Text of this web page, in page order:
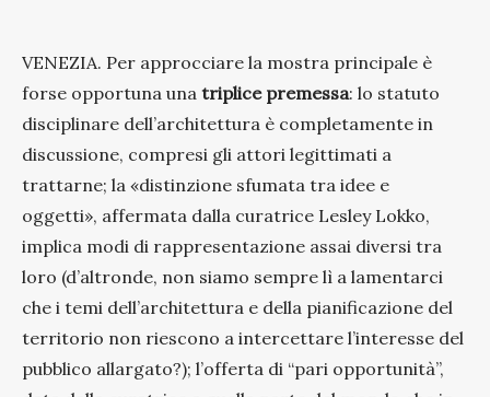
VENEZIA. Per approcciare la mostra principale è
forse opportuna una triplice premessa: lo statuto
disciplinare dell’architettura è completamente in
discussione, compresi gli attori legittimati a
trattarne; la «distinzione sfumata tra idee e
oggetti», affermata dalla curatrice Lesley Lokko,
implica modi di rappresentazione assai diversi tra
loro (d’altronde, non siamo sempre lì a lamentarci
che i temi dell’architettura e della pianificazione del
territorio non riescono a intercettare l’interesse del
pubblico allargato?); l’offerta di “pari opportunità”,